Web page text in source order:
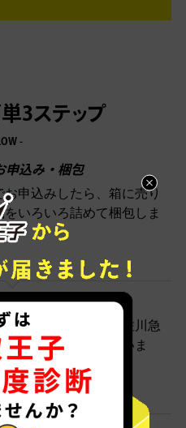
3ステップ
-
申込み・梱包
お申込みしたら、箱に売り
をいろいろ詰めて梱包しま
送
でご自宅から発送！佐川急
宅まで引き取りに伺いま